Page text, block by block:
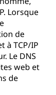
Lorsque
de
à TCP/IP
Le DNS
web et
de